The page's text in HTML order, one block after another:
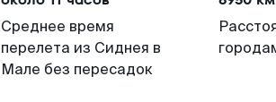
Среднее время
перелета из Сиднея в
Мале без пересадок